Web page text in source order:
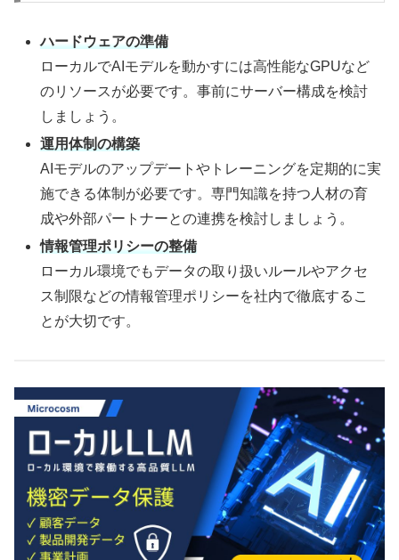
ハードウェアの準備
ローカルでAIモデルを動かすには高性能なGPUなど
のリソースが必要です。事前にサーバー構成を検討
しましょう。
運用体制の構築
AIモデルのアップデートやトレーニングを定期的に実
施できる体制が必要です。専門知識を持つ人材の育
成や外部パートナーとの連携を検討しましょう。
情報管理ポリシーの整備
ローカル環境でもデータの取り扱いルールやアクセ
ス制限などの情報管理ポリシーを社内で徹底するこ
とが大切です。